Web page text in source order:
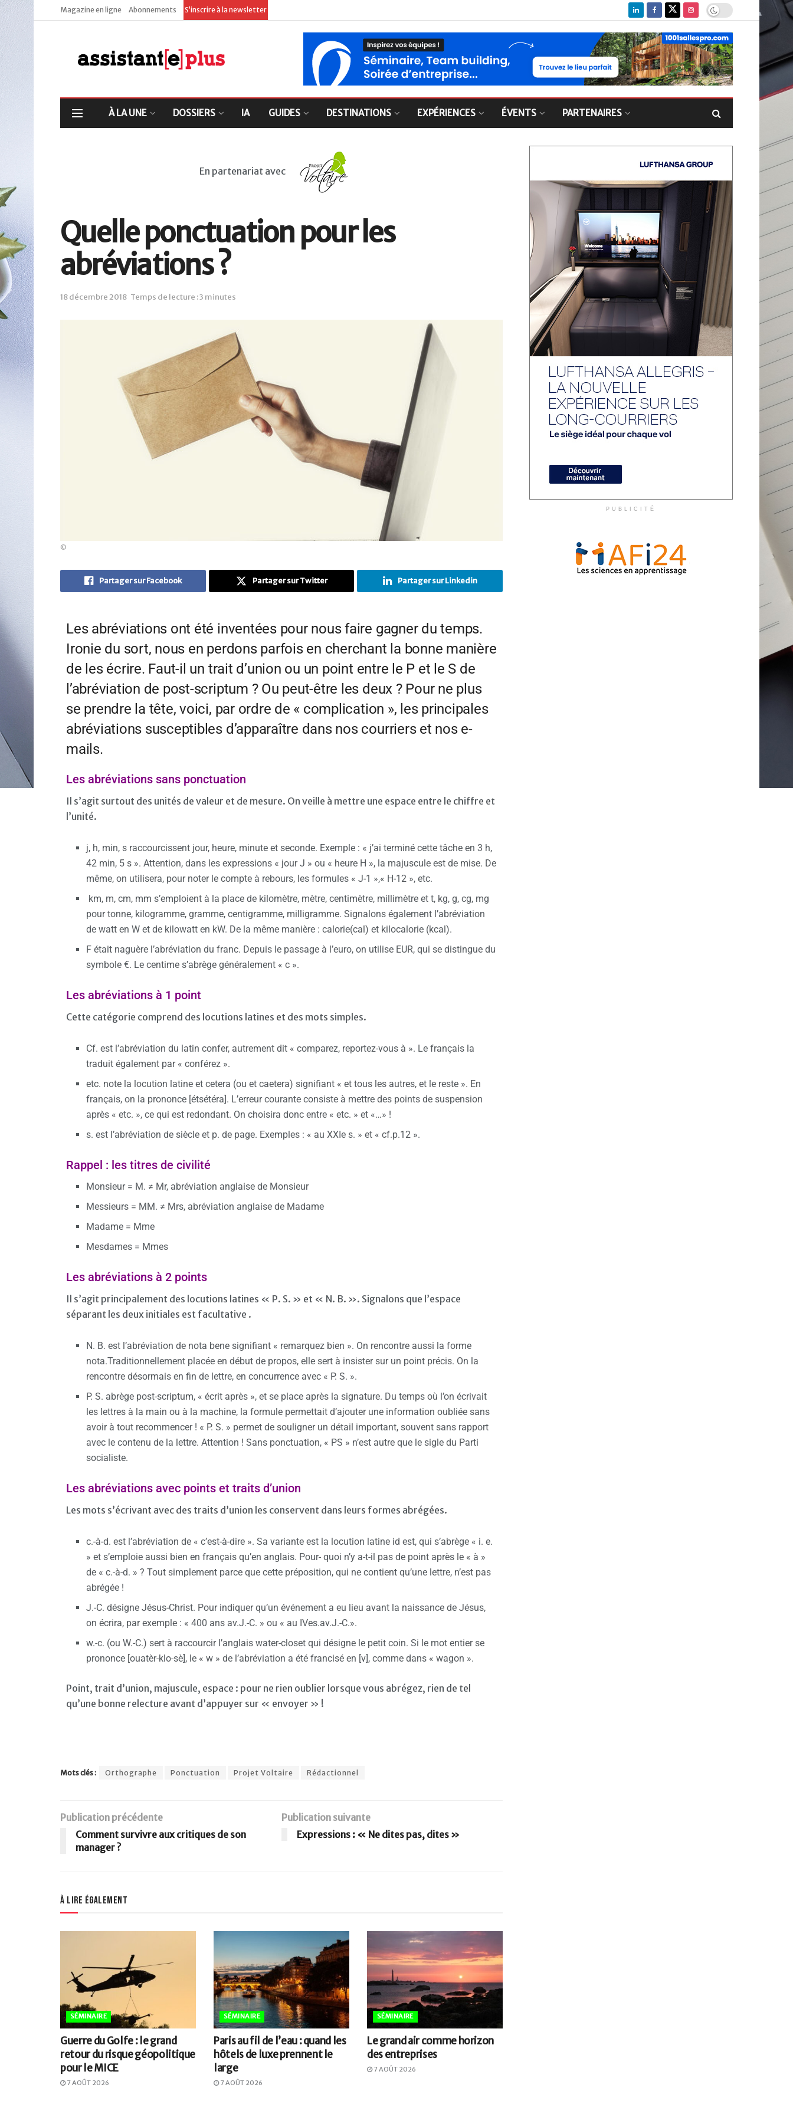
Magazine en ligne Abonnements S’inscrire à la newsletter
À LA UNE DOSSIERS IA GUIDES DESTINATIONS EXPÉRIENCES ÉVENTS PARTENAIRES
En partenariat avec
Quelle ponctuation pour les
abréviations ?
18 décembre 2018 Temps de lecture : 3 minutes
©
Partager sur Facebook Partager sur Twitter Partager sur Linkedin
Les abréviations ont été inventées pour nous faire gagner du temps.
Ironie du sort, nous en perdons parfois en cherchant la bonne manière
de les écrire. Faut-il un trait d’union ou un point entre le P et le S de
l’abréviation de post-scriptum ? Ou peut-être les deux ? Pour ne plus
se prendre la tête, voici, par ordre de « complication », les principales
abréviations susceptibles d’apparaître dans nos courriers et nos e-
mails.
Les abréviations sans ponctuation
Il s’agit surtout des unités de valeur et de mesure. On veille à mettre une espace entre le chiffre et
l’unité.
j, h, min, s raccourcissent jour, heure, minute et seconde. Exemple : « j’ai terminé cette tâche en 3 h,
42 min, 5 s ». Attention, dans les expressions « jour J » ou « heure H », la majuscule est de mise. De
même, on utilisera, pour noter le compte à rebours, les formules « J-1 »,« H-12 », etc.
km, m, cm, mm s’emploient à la place de kilomètre, mètre, centimètre, millimètre et t, kg, g, cg, mg
pour tonne, kilogramme, gramme, centigramme, milligramme. Signalons également l’abréviation
de watt en W et de kilowatt en kW. De la même manière : calorie(cal) et kilocalorie (kcal).
F était naguère l’abréviation du franc. Depuis le passage à l’euro, on utilise EUR, qui se distingue du
symbole €. Le centime s’abrège généralement « c ».
Les abréviations à 1 point
Cette catégorie comprend des locutions latines et des mots simples.
Cf. est l’abréviation du latin confer, autrement dit « comparez, reportez-vous à ». Le français la
traduit également par « conférez ».
etc. note la locution latine et cetera (ou et caetera) signifiant « et tous les autres, et le reste ». En
français, on la prononce [étsétéra]. L’erreur courante consiste à mettre des points de suspension
après « etc. », ce qui est redondant. On choisira donc entre « etc. » et «…» !
s. est l’abréviation de siècle et p. de page. Exemples : « au XXIe s. » et « cf.p.12 ».
Rappel : les titres de civilité
Monsieur = M. ≠ Mr, abréviation anglaise de Monsieur
Messieurs = MM. ≠ Mrs, abréviation anglaise de Madame
Madame = Mme
Mesdames = Mmes
Les abréviations à 2 points
Il s’agit principalement des locutions latines « P. S. » et « N. B. ». Signalons que l’espace
séparant les deux initiales est facultative .
N. B. est l’abréviation de nota bene signifiant « remarquez bien ». On rencontre aussi la forme
nota.Traditionnellement placée en début de propos, elle sert à insister sur un point précis. On la
rencontre désormais en fin de lettre, en concurrence avec « P. S. ».
P. S. abrège post-scriptum, « écrit après », et se place après la signature. Du temps où l’on écrivait
les lettres à la main ou à la machine, la formule permettait d’ajouter une information oubliée sans
avoir à tout recommencer ! « P. S. » permet de souligner un détail important, souvent sans rapport
avec le contenu de la lettre. Attention ! Sans ponctuation, « PS » n’est autre que le sigle du Parti
socialiste.
Les abréviations avec points et traits d’union
Les mots s’écrivant avec des traits d’union les conservent dans leurs formes abrégées.
c.-à-d. est l’abréviation de « c’est-à-dire ». Sa variante est la locution latine id est, qui s’abrège « i. e.
» et s’emploie aussi bien en français qu’en anglais. Pour- quoi n’y a-t-il pas de point après le « à »
de « c.-à-d. » ? Tout simplement parce que cette préposition, qui ne contient qu’une lettre, n’est pas
abrégée !
J.-C. désigne Jésus-Christ. Pour indiquer qu’un événement a eu lieu avant la naissance de Jésus,
on écrira, par exemple : « 400 ans av.J.-C. » ou « au IVes.av.J.-C.».
w.-c. (ou W.-C.) sert à raccourcir l’anglais water-closet qui désigne le petit coin. Si le mot entier se
prononce [ouatèr-klo-sè], le « w » de l’abréviation a été francisé en [v], comme dans « wagon ».
Point, trait d’union, majuscule, espace : pour ne rien oublier lorsque vous abrégez, rien de tel
qu’une bonne relecture avant d’appuyer sur « envoyer » !
Mots clés : Orthographe Ponctuation Projet Voltaire Rédactionnel
Publication précédente
Comment survivre aux critiques de son
manager ?
Publication suivante
Expressions : « Ne dites pas, dites »
À lire également
SÉMINAIRE
Guerre du Golfe : le grand
retour du risque géopolitique
pour le MICE
7 AOÛT 2026
SÉMINAIRE
Paris au fil de l’eau : quand les
hôtels de luxe prennent le
large
7 AOÛT 2026
SÉMINAIRE
Le grand air comme horizon
des entreprises
7 AOÛT 2026
PUBLICITÉ